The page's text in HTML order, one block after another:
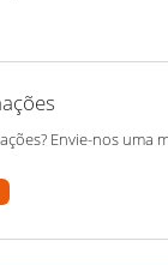
Envie-nos uma